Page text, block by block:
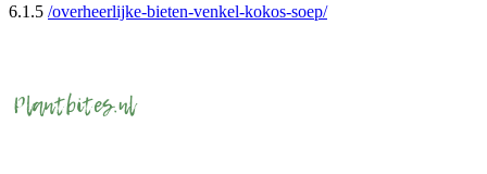
6.1.5 /overheerlijke-bieten-venkel-kokos-soep/